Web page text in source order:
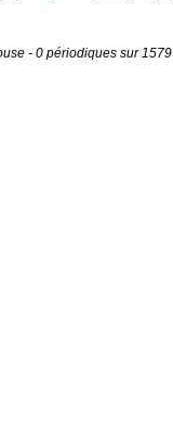
- 0 périodiques sur 1579